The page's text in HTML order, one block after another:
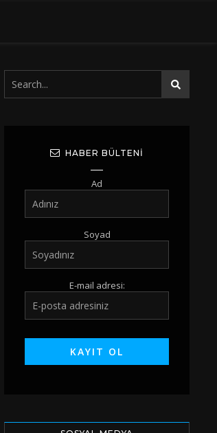
HABER BÜLTENI
Ad
Soyad
E-mail adresi: